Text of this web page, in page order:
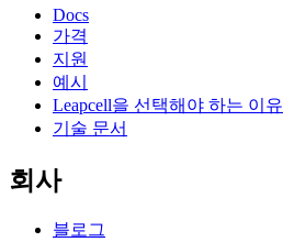
Docs
가격
지원
예시
Leapcell을 선택해야 하는 이유
기술 문서
회사
블로그